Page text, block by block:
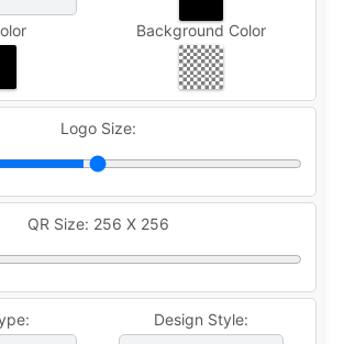
Background Color
Logo Size:
QR Size: 256 X 256
Design Style: